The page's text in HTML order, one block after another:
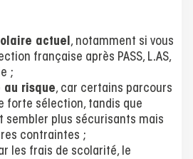
actuel, notamment si vous
française après PASS, L.AS,
;
au risque, car certains parcours
forte sélection, tandis que
sembler plus sécurisants mais
contraintes ;
les frais de scolarité, le